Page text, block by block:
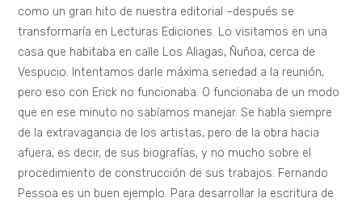
como un gran hito de nuestra editorial –después se
transformaría en Lecturas Ediciones. Lo visitamos en una
casa que habitaba en calle Los Aliagas, Ñuñoa, cerca de
Vespucio. Intentamos darle máxima seriedad a la reunión,
pero eso con Erick no funcionaba. O funcionaba de un modo
que en ese minuto no sabíamos manejar. Se habla siempre
de la extravagancia de los artistas, pero de la obra hacia
afuera, es decir, de sus biografías, y no mucho sobre el
procedimiento de construcción de sus trabajos. Fernando
Pessoa es un buen ejemplo. Para desarrollar la escritura de